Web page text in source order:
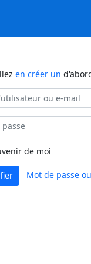
en créer un
de moi
Mot de passe